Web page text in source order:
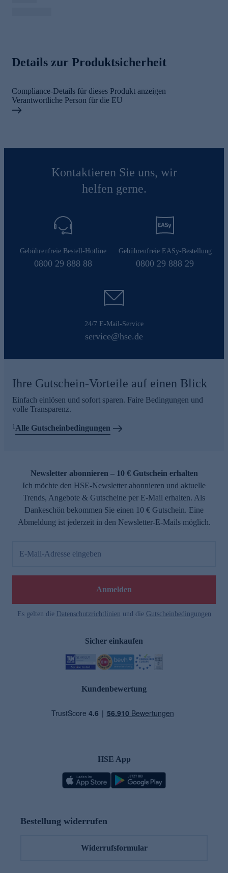
Details zur Produktsicherheit
Compliance-Details für dieses Produkt anzeigen
Verantwortliche Person für die EU
Kontaktieren Sie uns, wir
helfen gerne.
Gebührenfreie Bestell-Hotline
0800 29 888 88
Gebührenfreie EASy-Bestellung
0800 29 888 29
24/7 E-Mail-Service
service@hse.de
Ihre Gutschein-Vorteile auf einen Blick
Einfach einlösen und sofort sparen. Faire Bedingungen und
volle Transparenz.
1 Alle Gutscheinbedingungen
Newsletter abonnieren – 10 € Gutschein erhalten
Ich möchte den HSE-Newsletter abonnieren und aktuelle
Trends, Angebote & Gutscheine per E-Mail erhalten. Als
Dankeschön bekommen Sie einen 10 € Gutschein. Eine
Abmeldung ist jederzeit in den Newsletter-E-Mails möglich.
E-Mail-Adresse eingeben
Anmelden
Es gelten die Datenschutzrichtlinien und die Gutscheinbedingungen
Sicher einkaufen
Kundenbewertung
HSE App
Bestellung widerrufen
Widerrufsformular